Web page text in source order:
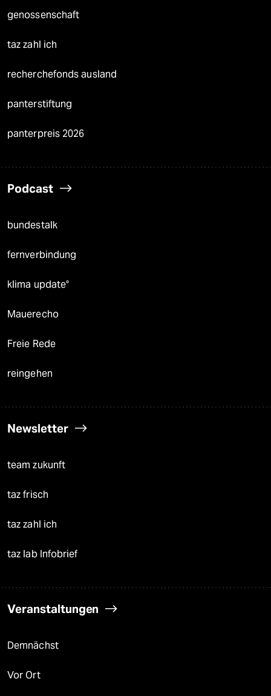
genossenschaft
taz zahl ich
recherchefonds ausland
panterstiftung
panterpreis 2026
Podcast
bundestalk
fernverbindung
klima update°
Mauerecho
Freie Rede
reingehen
Newsletter
team zukunft
taz frisch
taz zahl ich
taz lab Infobrief
Veranstaltungen
Demnächst
Vor Ort